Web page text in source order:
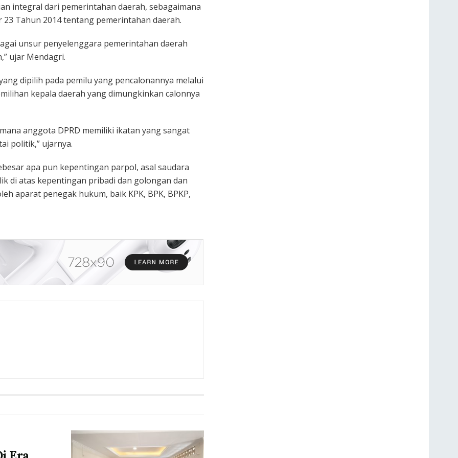
integral dari pemerintahan daerah, sebagaimana
Tahun 2014 tentang pemerintahan daerah.
unsur penyelenggara pemerintahan daerah
ujar Mendagri.
dipilih pada pemilu yang pencalonannya melalui
kepala daerah yang dimungkinkan calonnya
anggota DPRD memiliki ikatan yang sangat
politik,” ujarnya.
apa pun kepentingan parpol, asal saudara
di atas kepentingan pribadi dan golongan dan
aparat penegak hukum, baik KPK, BPK, BPKP,